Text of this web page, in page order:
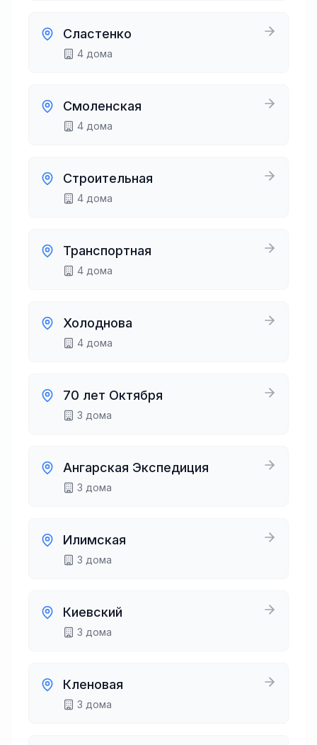
Сластенко
4 дома
Смоленская
4 дома
Строительная
4 дома
Транспортная
4 дома
Холоднова
4 дома
70 лет Октября
3 дома
Ангарская Экспедиция
3 дома
Илимская
3 дома
Киевский
3 дома
Кленовая
3 дома